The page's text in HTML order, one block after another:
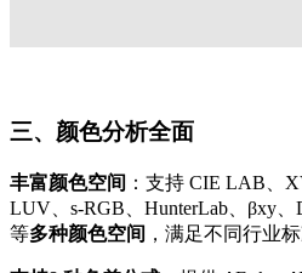
三、颜色分析全面
丰富颜色空间 ：支持 CIE LAB、
LUV、s-RGB、HunterLab、βxy、
等多种颜色空间 ，满足不同行业标